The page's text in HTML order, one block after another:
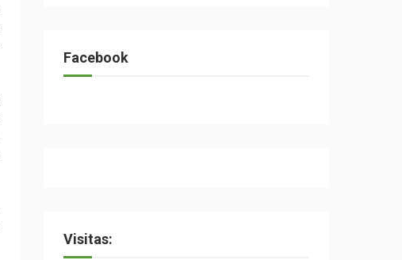
Facebook
Visitas: